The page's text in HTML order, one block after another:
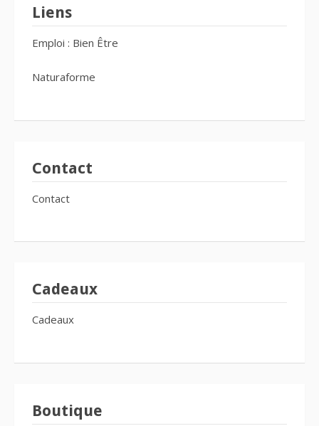
Liens
Emploi : Bien Être
Naturaforme
Contact
Contact
Cadeaux
Cadeaux
Boutique